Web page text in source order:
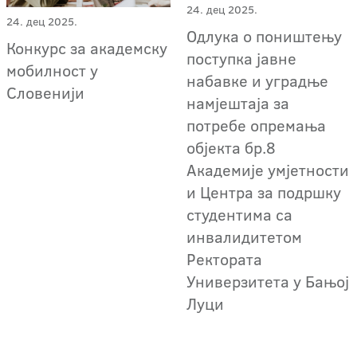
24. дец 2025.
Конкурс за академску
мобилност у
Словенији
24. дец 2025.
Одлука о поништењу
поступкa јавне
набавке и уградње
намјештаја за
потребе опремања
објекта бр.8
Академије умјетности
и Центра за подршку
студентима са
инвалидитетом
Ректората
Универзитета у Бањој
Луци